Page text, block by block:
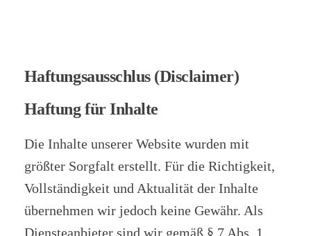
Haftungsausschlus (Disclaimer)
Haftung für Inhalte
Die Inhalte unserer Website wurden mit
größter Sorgfalt erstellt. Für die Richtigkeit,
Vollständigkeit und Aktualität der Inhalte
übernehmen wir jedoch keine Gewähr. Als
Diensteanbieter sind wir gemäß § 7 Abs. 1